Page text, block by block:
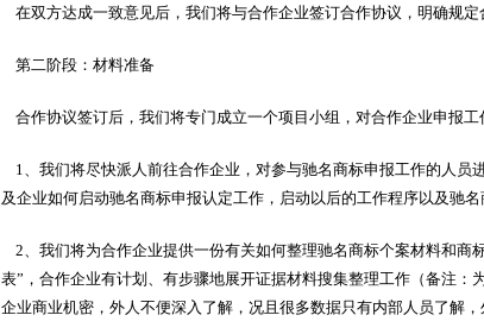
在双方达成一致意见后，我们将与合作企业签订合作协议，明确规定
第二阶段：材料准备
合作协议签订后，我们将专门成立一个项目小组，对合作企业申报工
1、我们将尽快派人前往合作企业，对参与驰名商标申报工作的人员
及企业如何启动驰名商标申报认定工作，启动以后的工作程序以及驰名
2、我们将为合作企业提供一份有关如何整理驰名商标个案材料和商
表”，合作企业有计划、有步骤地展开证据材料搜集整理工作（备注：
企业商业机密，外人不便深入了解，况且很多数据只有内部人员了解，